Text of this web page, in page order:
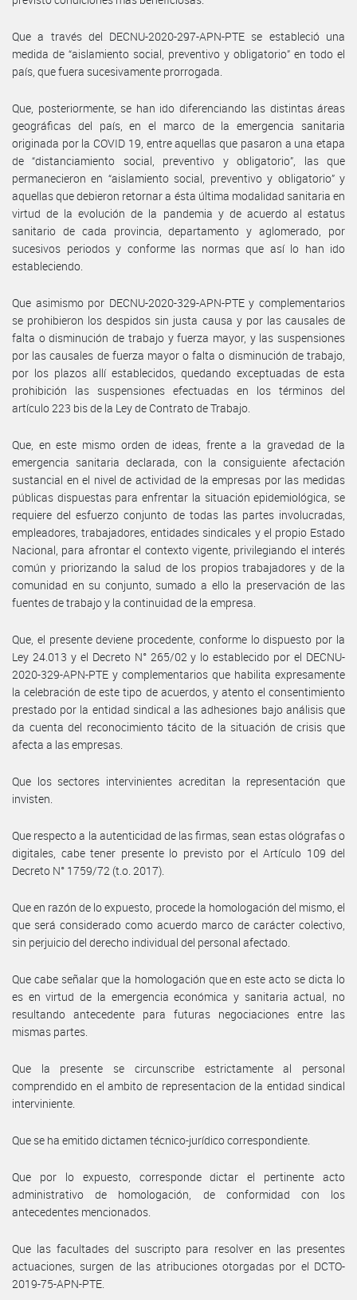
Que a través del DECNU-2020-297-APN-PTE se estableció una
medida de “aislamiento social, preventivo y obligatorio” en todo el
país, que fuera sucesivamente prorrogada.
Que, posteriormente, se han ido diferenciando las distintas áreas
geográficas del país, en el marco de la emergencia sanitaria
originada por la COVID 19, entre aquellas que pasaron a una etapa
de “distanciamiento social, preventivo y obligatorio”, las que
permanecieron en “aislamiento social, preventivo y obligatorio” y
aquellas que debieron retornar a ésta última modalidad sanitaria en
virtud de la evolución de la pandemia y de acuerdo al estatus
sanitario de cada provincia, departamento y aglomerado, por
sucesivos periodos y conforme las normas que así lo han ido
estableciendo.
Que asimismo por DECNU-2020-329-APN-PTE y complementarios
se prohibieron los despidos sin justa causa y por las causales de
falta o disminución de trabajo y fuerza mayor, y las suspensiones
por las causales de fuerza mayor o falta o disminución de trabajo,
por los plazos allí establecidos, quedando exceptuadas de esta
prohibición las suspensiones efectuadas en los términos del
artículo 223 bis de la Ley de Contrato de Trabajo.
Que, en este mismo orden de ideas, frente a la gravedad de la
emergencia sanitaria declarada, con la consiguiente afectación
sustancial en el nivel de actividad de la empresas por las medidas
públicas dispuestas para enfrentar la situación epidemiológica, se
requiere del esfuerzo conjunto de todas las partes involucradas,
empleadores, trabajadores, entidades sindicales y el propio Estado
Nacional, para afrontar el contexto vigente, privilegiando el interés
común y priorizando la salud de los propios trabajadores y de la
comunidad en su conjunto, sumado a ello la preservación de las
fuentes de trabajo y la continuidad de la empresa.
Que, el presente deviene procedente, conforme lo dispuesto por la
Ley 24.013 y el Decreto N° 265/02 y lo establecido por el DECNU-
2020-329-APN-PTE y complementarios que habilita expresamente
la celebración de este tipo de acuerdos, y atento el consentimiento
prestado por la entidad sindical a las adhesiones bajo análisis que
da cuenta del reconocimiento tácito de la situación de crisis que
afecta a las empresas.
Que los sectores intervinientes acreditan la representación que
invisten.
Que respecto a la autenticidad de las firmas, sean estas ológrafas o
digitales, cabe tener presente lo previsto por el Artículo 109 del
Decreto N° 1759/72 (t.o. 2017).
Que en razón de lo expuesto, procede la homologación del mismo, el
que será considerado como acuerdo marco de carácter colectivo,
sin perjuicio del derecho individual del personal afectado.
Que cabe señalar que la homologación que en este acto se dicta lo
es en virtud de la emergencia económica y sanitaria actual, no
resultando antecedente para futuras negociaciones entre las
mismas partes.
Que la presente se circunscribe estrictamente al personal
comprendido en el ambito de representacion de la entidad sindical
interviniente.
Que se ha emitido dictamen técnico-jurídico correspondiente.
Que por lo expuesto, corresponde dictar el pertinente acto
administrativo de homologación, de conformidad con los
antecedentes mencionados.
Que las facultades del suscripto para resolver en las presentes
actuaciones, surgen de las atribuciones otorgadas por el DCTO-
2019-75-APN-PTE.